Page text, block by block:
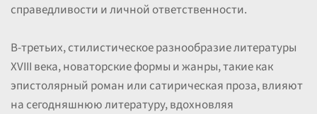
справедливости и личной ответственности.
В-третьих, стилистическое разнообразие литературы
XVIII века, новаторские формы и жанры, такие как
эпистолярный роман или сатирическая проза, влияют
на сегодняшнюю литературу, вдохновляя